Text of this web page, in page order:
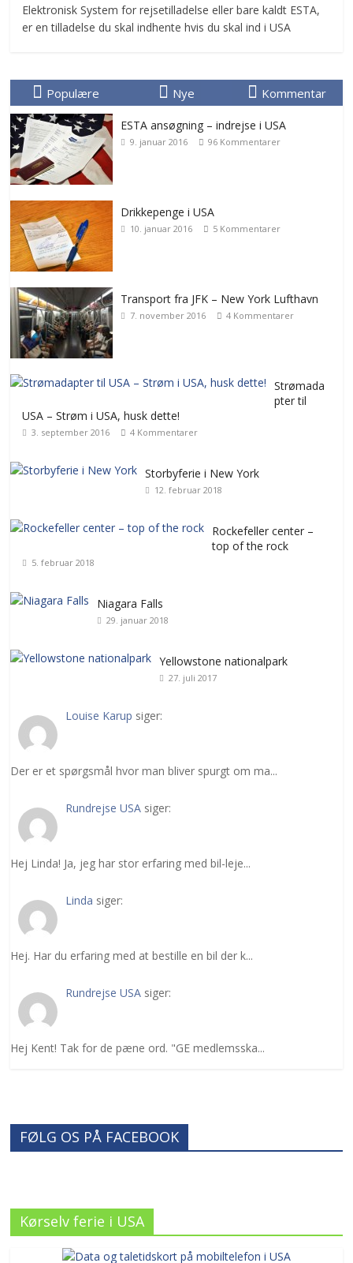
Elektronisk System for rejsetilladelse eller bare kaldt ESTA,
er en tilladelse du skal indhente hvis du skal ind i USA
Populære Nye Kommentar
ESTA ansøgning – indrejse i USA
9. januar 2016 96 Kommentarer
Drikkepenge i USA
10. januar 2016 5 Kommentarer
Transport fra JFK – New York Lufthavn
7. november 2016 4 Kommentarer
Strømada
pter til
USA – Strøm i USA, husk dette!
3. september 2016 4 Kommentarer
Storbyferie i New York
12. februar 2018
Rockefeller center –
top of the rock
5. februar 2018
Niagara Falls
29. januar 2018
Yellowstone nationalpark
27. juli 2017
Louise Karup siger:
Der er et spørgsmål hvor man bliver spurgt om ma...
Rundrejse USA siger:
Hej Linda! Ja, jeg har stor erfaring med bil-leje...
Linda siger:
Hej. Har du erfaring med at bestille en bil der k...
Rundrejse USA siger:
Hej Kent! Tak for de pæne ord. "GE medlemsska...
FØLG OS PÅ FACEBOOK
Kørselv ferie i USA